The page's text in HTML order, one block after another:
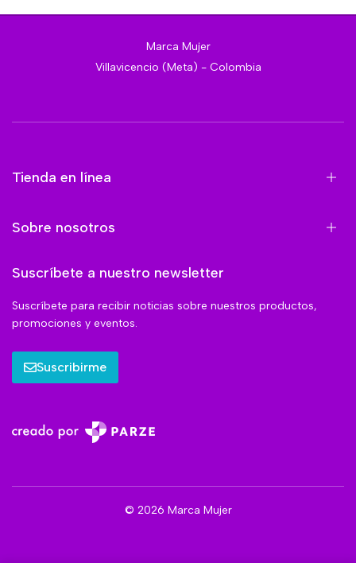
Marca Mujer
Villavicencio (Meta) - Colombia
Tienda en línea
Sobre nosotros
Suscríbete a nuestro newsletter
Suscríbete para recibir noticias sobre nuestros productos,
promociones y eventos.
Suscribirme
© 2026 Marca Mujer